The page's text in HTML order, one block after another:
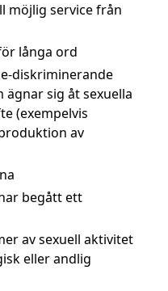
möjlig service från
långa ord
diskriminerande
sig åt sexuella
(exempelvis
av
begått ett
av sexuell aktivitet
eller andlig